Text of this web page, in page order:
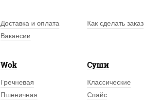
Доставка и оплата Как сделать заказ
Вакансии
Wok
Гречневая
Пшеничная
Суши
Классические
Спайс